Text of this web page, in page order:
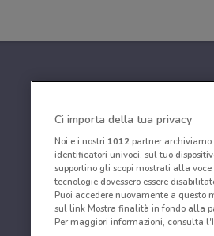
Ci importa della tua privacy
Noi e i nostri 1012partner
identificatori univoci, sul tuo
supportino gli scopi mostrati alla
tecnologie dovessero essere
Puoi accedere nuovamente a questo
sul link Mostra finalità in fondo alla
Per maggiori informazioni, consulta